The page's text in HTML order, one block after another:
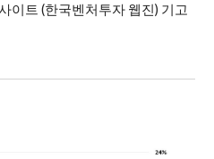
이트 (한국벤처투자 웹진) 기고